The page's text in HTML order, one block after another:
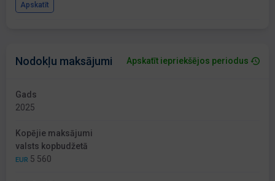
Apskatīt
Nodokļu maksājumi Apskatīt iepriekšējos periodus
Gads
2025
Kopējie maksājumi
valsts kopbudžetā
EUR 5 560